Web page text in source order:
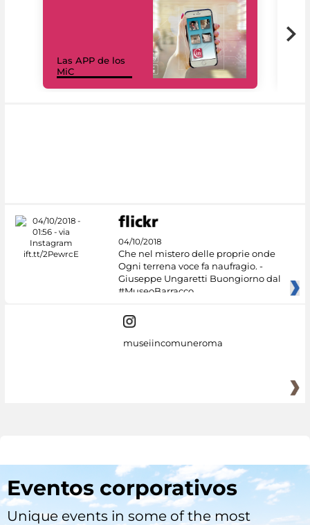
Las APP de los
MiC
04/10/2018
Che nel mistero delle proprie onde
Ogni terrena voce fa naufragio. -
Giuseppe Ungaretti Buongiorno dal
#MuseoBarracco
museiincomuneroma
Eventos corporativos
Unique events in some of the most